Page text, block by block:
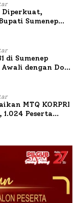
Diperkuat,
Sumenep
di Sumenep
dengan Doa
MTQ KORPRI
Peserta